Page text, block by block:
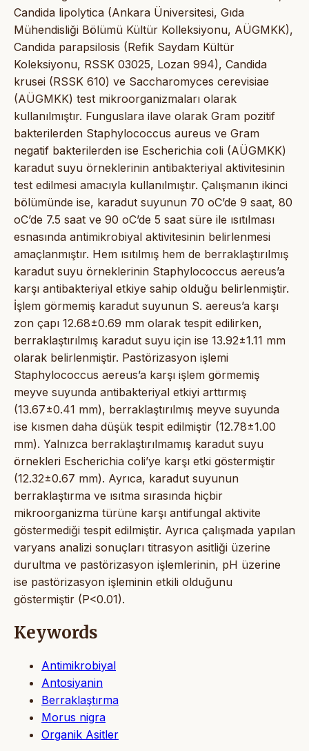
Candida lipolytica (Ankara Üniversitesi, Gıda
Mühendisliği Bölümü Kültür Kolleksiyonu, AÜGMKK),
Candida parapsilosis (Refik Saydam Kültür
Koleksiyonu, RSSK 03025, Lozan 994), Candida
krusei (RSSK 610) ve Saccharomyces cerevisiae
(AÜGMKK) test mikroorganizmaları olarak
kullanılmıştır. Funguslara ilave olarak Gram pozitif
bakterilerden Staphylococcus aureus ve Gram
negatif bakterilerden ise Escherichia coli (AÜGMKK)
karadut suyu örneklerinin antibakteriyal aktivitesinin
test edilmesi amacıyla kullanılmıştır. Çalışmanın ikinci
bölümünde ise, karadut suyunun 70 oC’de 9 saat, 80
oC’de 7.5 saat ve 90 oC’de 5 saat süre ile ısıtılması
esnasında antimikrobiyal aktivitesinin belirlenmesi
amaçlanmıştır. Hem ısıtılmış hem de berraklaştırılmış
karadut suyu örneklerinin Staphylococcus aereus’a
karşı antibakteriyal etkiye sahip olduğu belirlenmiştir.
İşlem görmemiş karadut suyunun S. aereus’a karşı
zon çapı 12.68±0.69 mm olarak tespit edilirken,
berraklaştırılmış karadut suyu için ise 13.92±1.11 mm
olarak belirlenmiştir. Pastörizasyon işlemi
Staphylococcus aereus’a karşı işlem görmemiş
meyve suyunda antibakteriyal etkiyi arttırmış
(13.67±0.41 mm), berraklaştırılmış meyve suyunda
ise kısmen daha düşük tespit edilmiştir (12.78±1.00
mm). Yalnızca berraklaştırılmamış karadut suyu
örnekleri Escherichia coli’ye karşı etki göstermiştir
(12.32±0.67 mm). Ayrıca, karadut suyunun
berraklaştırma ve ısıtma sırasında hiçbir
mikroorganizma türüne karşı antifungal aktivite
göstermediği tespit edilmiştir. Ayrıca çalışmada yapılan
varyans analizi sonuçları titrasyon asitliği üzerine
durultma ve pastörizasyon işlemlerinin, pH üzerine
ise pastörizasyon işleminin etkili olduğunu
göstermiştir (P<0.01).
Keywords
Antimikrobiyal
Antosiyanin
Berraklaştırma
Morus nigra
Organik Asitler